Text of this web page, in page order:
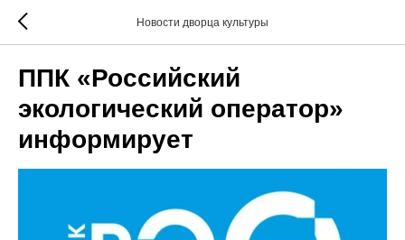
Новости дворца культуры
ППК «Российский
экологический оператор»
информирует